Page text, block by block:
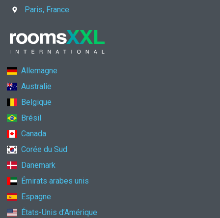
Paris, France
Allemagne
Australie
Belgique
Brésil
Canada
Corée du Sud
Danemark
Émirats arabes unis
Espagne
États-Unis d’Amérique